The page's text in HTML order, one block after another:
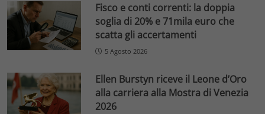
Fisco e conti correnti: la doppia
soglia di 20% e 71mila euro che
scatta gli accertamenti
5 Agosto 2026
Ellen Burstyn riceve il Leone d’Oro
alla carriera alla Mostra di Venezia
2026